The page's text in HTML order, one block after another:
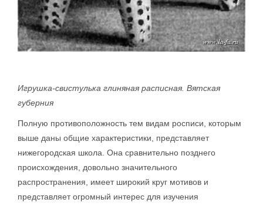
Игрушка-свистулька глиняная расписная. Вятская
губерния
Полную противоположность тем видам росписи, которым
выше даны общие характеристики, представляет
нижегородская школа. Она сравнительно позднего
происхождения, довольно значительного
распространения, имеет широкий круг мотивов и
представляет огромный интерес для изучения